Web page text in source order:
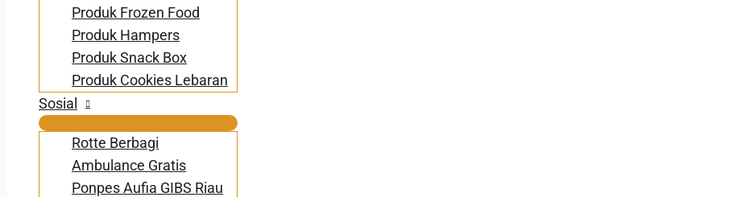
Produk Frozen Food
Produk Hampers
Produk Snack Box
Produk Cookies Lebaran
Sosial
Rotte Berbagi
Ambulance Gratis
Ponpes Aufia GIBS Riau